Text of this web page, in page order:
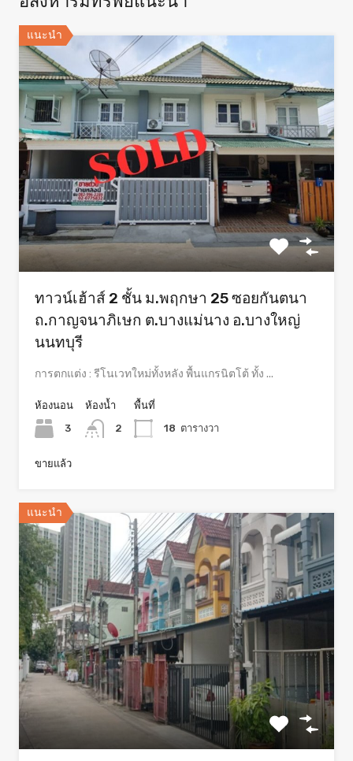
แนะนำ
ทาวน์เฮ้าส์ 2 ชั้น ม.พฤกษา 25 ซอยกันตนา
ถ.กาญจนาภิเษก ต.บางแม่นาง อ.บางใหญ่
นนทบุรี
การตกแต่ง : รีโนเวทใหม่ทั้งหลัง พื้นแกรนิตโต้ ทั้ง ...
ห้องนอน
3
ห้องน้ำ
2
พื้นที่
18 ตารางวา
ขายแล้ว
แนะนำ